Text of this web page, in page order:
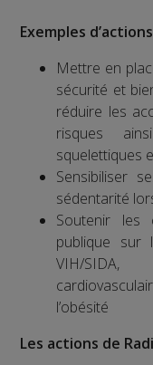
Exemples
Mettre en
sécurité et
réduire les
risques
squelettiques
Sensibiliser
sédentarité
Soutenir les
publique sur
VIH/
l’obésité
Les actions de